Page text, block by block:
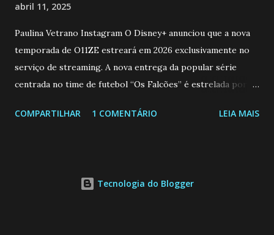
abril 11, 2025
Paulina Vetrano Instagram O Disney+ anunciou que a nova
temporada de O11ZE estreará em 2026 exclusivamente no
serviço de streaming. A nova entrega da popular série
centrada no time de futebol “Os Falcões” é estrelada por
Brum (Dedé), que voltam a interpretar seus personagens
atleta Sergio “Kun” Agüero, além de outras figuras de
COMPARTILHAR 1 COMENTÁRIO LEIA MAIS
Tecnologia do Blogger